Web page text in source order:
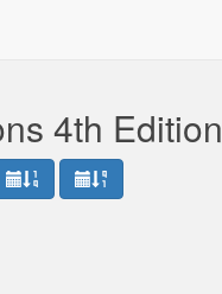
4th Edition